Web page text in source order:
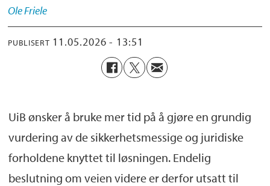
OleFriele
PUBLISERT 11.05.2026 - 13:51
UiB ønsker å bruke mer tid på å gjøre en grundig
vurdering av de sikkerhetsmessige og juridiske
forholdene knyttet til løsningen. Endelig
beslutning om veien videre er derfor utsatt til